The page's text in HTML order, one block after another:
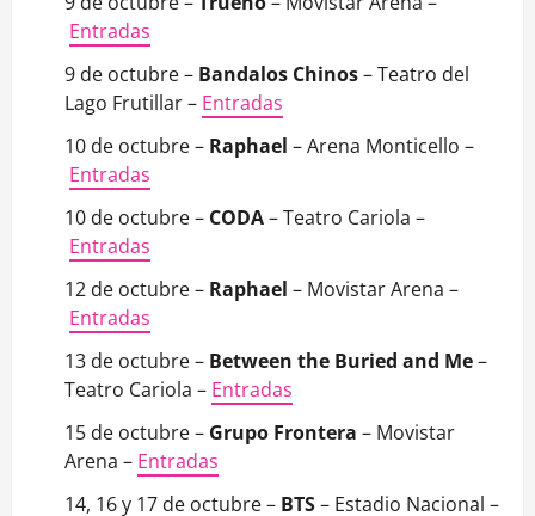
Entradas
9 de octubre – Bandalos Chinos– Teatro del
Lago Frutillar – Entradas
10 de octubre – Raphael – Arena Monticello –
Entradas
10 de octubre – CODA– Teatro Cariola –
Entradas
12 de octubre – Raphael – Movistar Arena –
Entradas
13 de octubre – Between the Buried and Me–
Teatro Cariola – Entradas
15 de octubre – Grupo Frontera – Movistar
Arena – Entradas
14, 16 y 17 de octubre – BTS– Estadio Nacional –